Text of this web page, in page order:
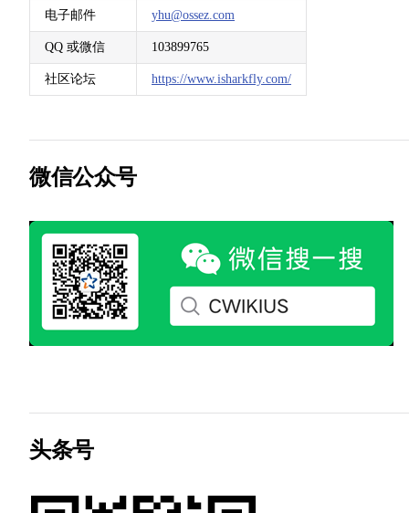
电子邮件 yhu@ossez.com
QQ 或微信 103899765
社区论坛 https://www.isharkfly.com/
微信公众号
头条号